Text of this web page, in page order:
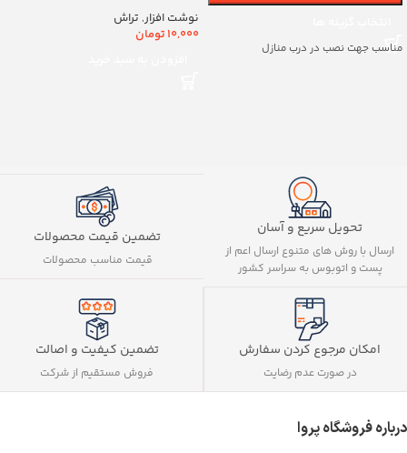
مناسب جهت نصب در درب منازل
نوشت افزار, تراش
10,000تومان
تحویل سریع و آسان
ارسال با روش های متنوع ارسال اعم از
پست و اتوبوس به سراسر کشور
تضمین قیمت محصولات
قیمت مناسب محصولات
امکان مرجوع کردن سفارش
در صورت عدم رضایت
تضمین کیفیت و اصالت
فروش مستقیم از شرکت
درباره فروشگاه پروا